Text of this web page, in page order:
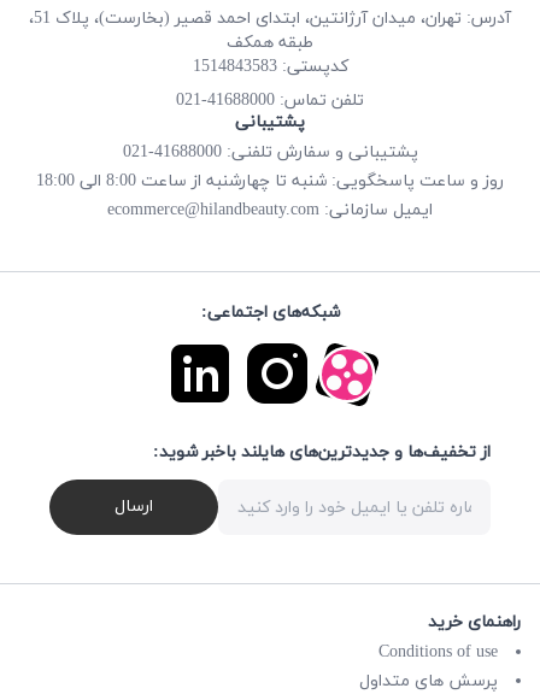
آدرس: تهران، میدان آرژانتین، ابتدای احمد قصیر (بخارست)، پلاک 51،
طبقه همکف
کدپستی: 1514843583
تلفن تماس: 41688000-021
پشتیبانی
پشتیبانی و سفارش تلفنی: 41688000-021
روز و ساعت پاسخگویی: شنبه تا چهارشنبه از ساعت 8:00 الی 18:00
ایمیل سازمانی: ecommerce@hilandbeauty.com
شبکه‌های اجتماعی:
از تخفیف‌ها و جدیدترین‌های هایلند باخبر شوید:
ارسال
راهنمای خرید
Conditions of use
پرسش های متداول